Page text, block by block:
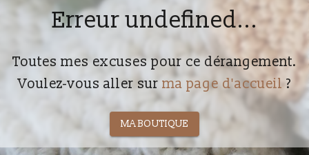
Erreur undefined...
Toutes mes excuses pour ce dérangement.
Voulez-vous aller sur ma page d'accueil ?
MA BOUTIQUE